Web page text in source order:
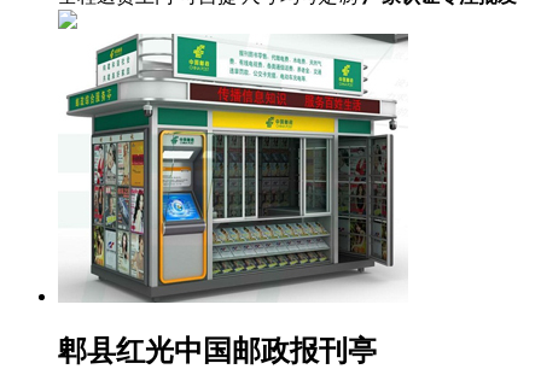
郫县红光中国邮政报刊亭